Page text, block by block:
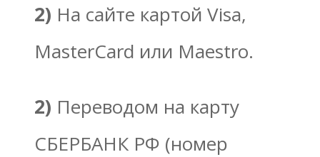
2) На сайте картой Visa,
MasterCard или Maestro.
2) Переводом на карту
СБЕРБАНК РФ (номер